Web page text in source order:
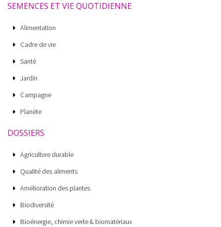
SEMENCES ET VIE QUOTIDIENNE
Alimentation
Cadre de vie
Santé
Jardin
Campagne
Planète
DOSSIERS
Agriculture durable
Qualité des aliments
Amélioration des plantes
Biodiversité
Bioénergie, chimie verte & biomatériaux